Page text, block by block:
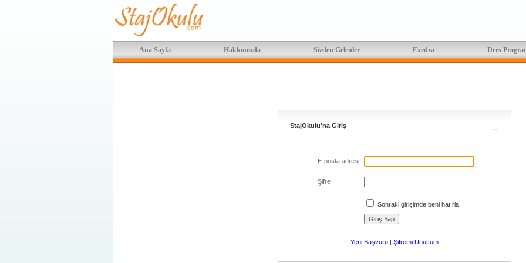
Ana Sayfa Hakkımızda Sizden Gelenler Exedra Ders
StajOkulu'na Giriş
E-posta adresi
Şifre
Sonraki girişimde beni hatırla
Yeni Başvuru | Şifremi Unuttum